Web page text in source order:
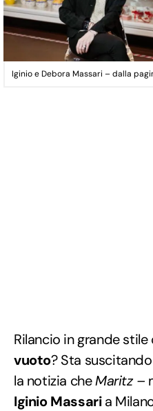
Iginio e Debora Massari – dalla
Rilancio in grande stile
vuoto? Sta suscitando
la notizia cheMaritz –
Iginio Massaria